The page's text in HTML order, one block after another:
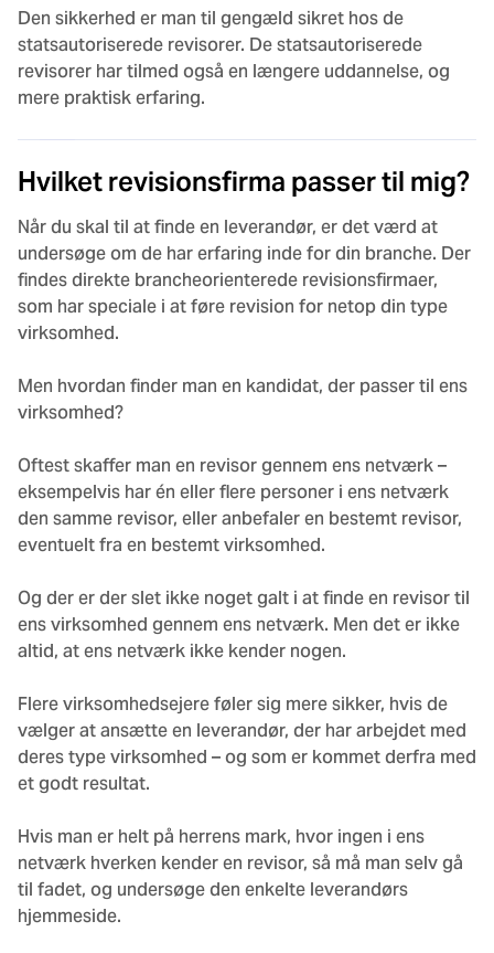
Den sikkerhed er man til gengæld sikret hos de
statsautoriserede revisorer. De statsautoriserede
revisorer har tilmed også en længere uddannelse, og
mere praktisk erfaring.
Hvilket revisionsfirma passer til mig?
Når du skal til at finde en leverandør, er det værd at
undersøge om de har erfaring inde for din branche. Der
findes direkte brancheorienterede revisionsfirmaer,
som har speciale i at føre revision for netop din type
virksomhed.
Men hvordan finder man en kandidat, der passer til ens
virksomhed?
Oftest skaffer man en revisor gennem ens netværk –
eksempelvis har én eller flere personer i ens netværk
den samme revisor, eller anbefaler en bestemt revisor,
eventuelt fra en bestemt virksomhed.
Og der er der slet ikke noget galt i at finde en revisor til
ens virksomhed gennem ens netværk. Men det er ikke
altid, at ens netværk ikke kender nogen.
Flere virksomhedsejere føler sig mere sikker, hvis de
vælger at ansætte en leverandør, der har arbejdet med
deres type virksomhed – og som er kommet derfra med
et godt resultat.
Hvis man er helt på herrens mark, hvor ingen i ens
netværk hverken kender en revisor, så må man selv gå
til fadet, og undersøge den enkelte leverandørs
hjemmeside.